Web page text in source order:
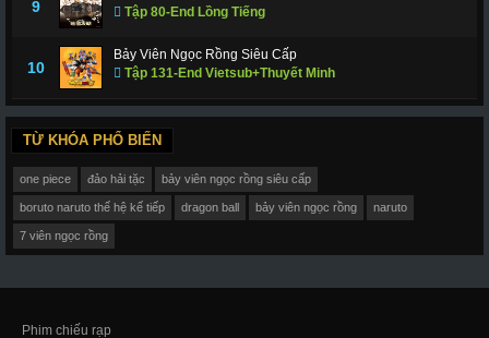
9
Tập 80-End Lồng Tiếng
10
Bảy Viên Ngọc Rồng Siêu Cấp
Tập 131-End Vietsub+Thuyết Minh
TỪ KHÓA PHỔ BIẾN
one piece đảo hải tặc bảy viên ngọc rồng siêu cấp
boruto naruto thế hệ kế tiếp dragon ball bảy viên ngọc rồng naruto
7 viên ngọc rồng
Phim chiếu rạp